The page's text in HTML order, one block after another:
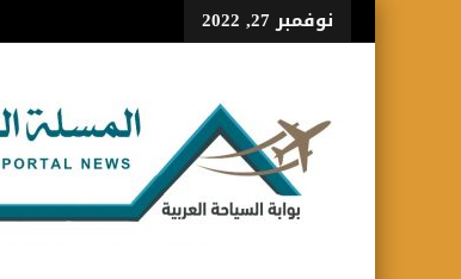
نوفمبر 27, 2022